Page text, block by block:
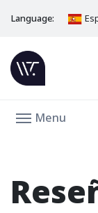
Language:
Menu